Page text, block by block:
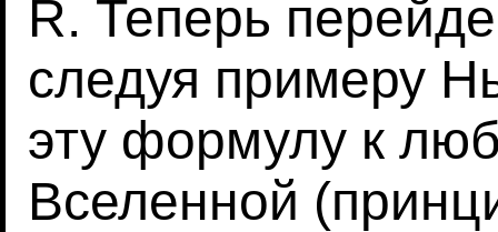
R. Теперь
следуя примеру
эту формулу к
Вселенной